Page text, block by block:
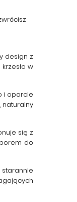
design z
w
i oparcie
naturalny
się z
do